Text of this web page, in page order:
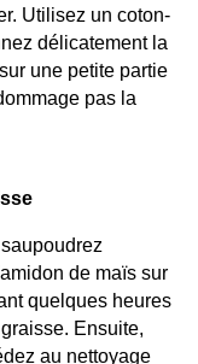
Utilisez un coton-
délicatement la
une petite partie
pas la
de maïs sur
quelques heures
Ensuite,
au nettoyage